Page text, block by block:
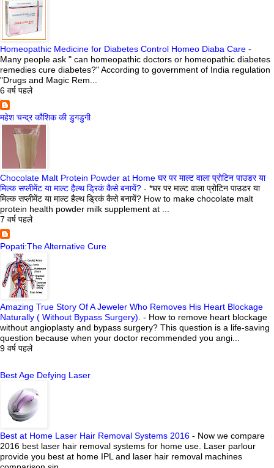
Homeopathic Medicine for Diabetes Control Homeo Diaba Care -
Many people ask " can homeopathic doctors or homeopathic diabetes
remedies cure diabetes?" According to government of India regulation
"Drugs and Magic Rem...
6 वर्ष पहले
महेश चन्द्र कौशिक की डुगडुगी
Chocolate Malt Protein Powder at Home घर पर माल्ट वाला प्रोटिन पाउडर या
मिल्क सप्लीमेंट या माल्ट हैल्थ ड्रिकं कैसे बनायें? - *घर पर माल्ट वाला प्रोटिन पाउडर या
मिल्क सप्लीमेंट या माल्ट हैल्थ ड्रिकं कैसे बनायें? How to make chocolate malt
protein health powder milk supplement at ...
7 वर्ष पहले
Popati:The Alternative Cure
Amazing True Story Of A Jeweler Who Removes His Heart Blockage
Naturally ( Without Bypass Surgery). - How to remove heart blockage
without angioplasty and bypass surgery? This question is a life-saving
question because when your doctor recommended you angi...
9 वर्ष पहले
Best Age Defying Laser
Best at Home Laser Hair Removal Systems 2016 - Now we compare
2016 best laser hair removal systems for home use. Laser parlour
provide you best at home IPL and laser hair removal machines